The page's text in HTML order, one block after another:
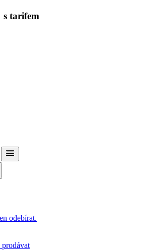
tarifem
odebírat.